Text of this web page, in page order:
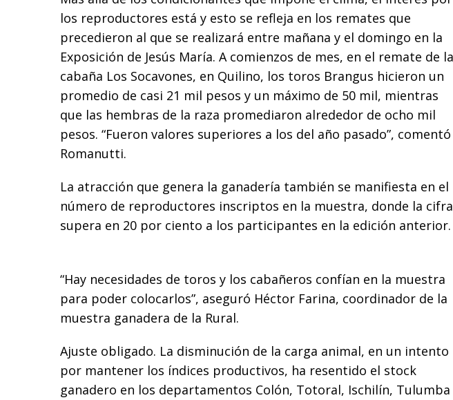
los reproductores está y esto se refleja en los remates que
precedieron al que se realizará entre mañana y el domingo en la
Exposición de Jesús María. A comienzos de mes, en el remate de la
cabaña Los Socavones, en Quilino, los toros Brangus hicieron un
promedio de casi 21 mil pesos y un máximo de 50 mil, mientras
que las hembras de la raza promediaron alrededor de ocho mil
pesos. “Fueron valores superiores a los del año pasado”, comentó
Romanutti.
La atracción que genera la ganadería también se manifiesta en el
número de reproductores inscriptos en la muestra, donde la cifra
supera en 20 por ciento a los participantes en la edición anterior.
“Hay necesidades de toros y los cabañeros confían en la muestra
para poder colocarlos”, aseguró Héctor Farina, coordinador de la
muestra ganadera de la Rural.
Ajuste obligado. La disminución de la carga animal, en un intento
por mantener los índices productivos, ha resentido el stock
ganadero en los departamentos Colón, Totoral, Ischilín, Tulumba